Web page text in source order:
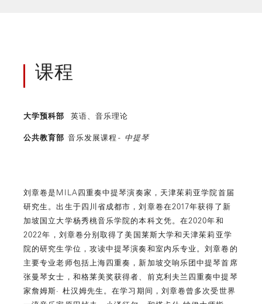
课程
大学预科部 英语、音乐理论
公共教育部 音乐发展课程 - 中提琴
刘章卷是MILA四重奏中提琴演奏家，天津茱莉亚学院首届
研究生。出生于四川省成都市，刘章卷在2017年获得了新
加坡国立大学杨秀桃音乐学院的本科文凭。在2020年和
2022年，刘章卷分别取得了美国莱斯大学和天津茱莉亚学
院的研究生学位，攻读中提琴演奏和室内乐专业。刘章卷的
主要专业老师包括上海四重奏，新加坡交响乐团中提琴首席
张曼琴女士，和格莱美奖获得者、前克利夫兰四重奏中提琴
家詹姆斯· 杜汉姆先生。在学习期间，刘章卷曾多次受世界